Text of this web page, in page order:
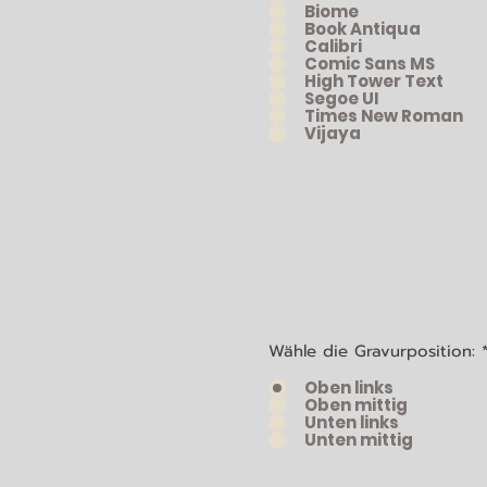
Biome
Book Antiqua
Calibri
Comic Sans MS
High Tower Text
Segoe UI
Times New Roman
Vijaya
Wähle die Gravurposition:
Oben links
Oben mittig
Unten links
Unten mittig